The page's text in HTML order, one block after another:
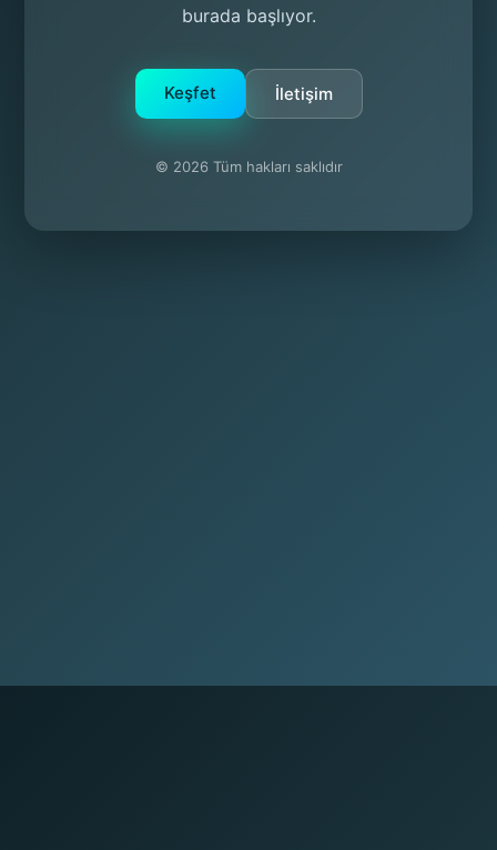
burada başlıyor.
Keşfet İletişim
© 2026 Tüm hakları saklıdır